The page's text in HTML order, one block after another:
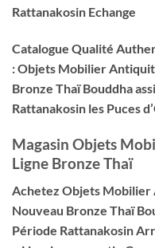
Rattanakosin Echange
Catalogue Qualité
: Objets Mobilier
Bronze Thaï Bouddha
Rattanakosin les Puces
Magasin Objets
Ligne Bronze Thaï
Achetez Objets Mobilier
Nouveau Bronze Thaï
Période Rattanakosin